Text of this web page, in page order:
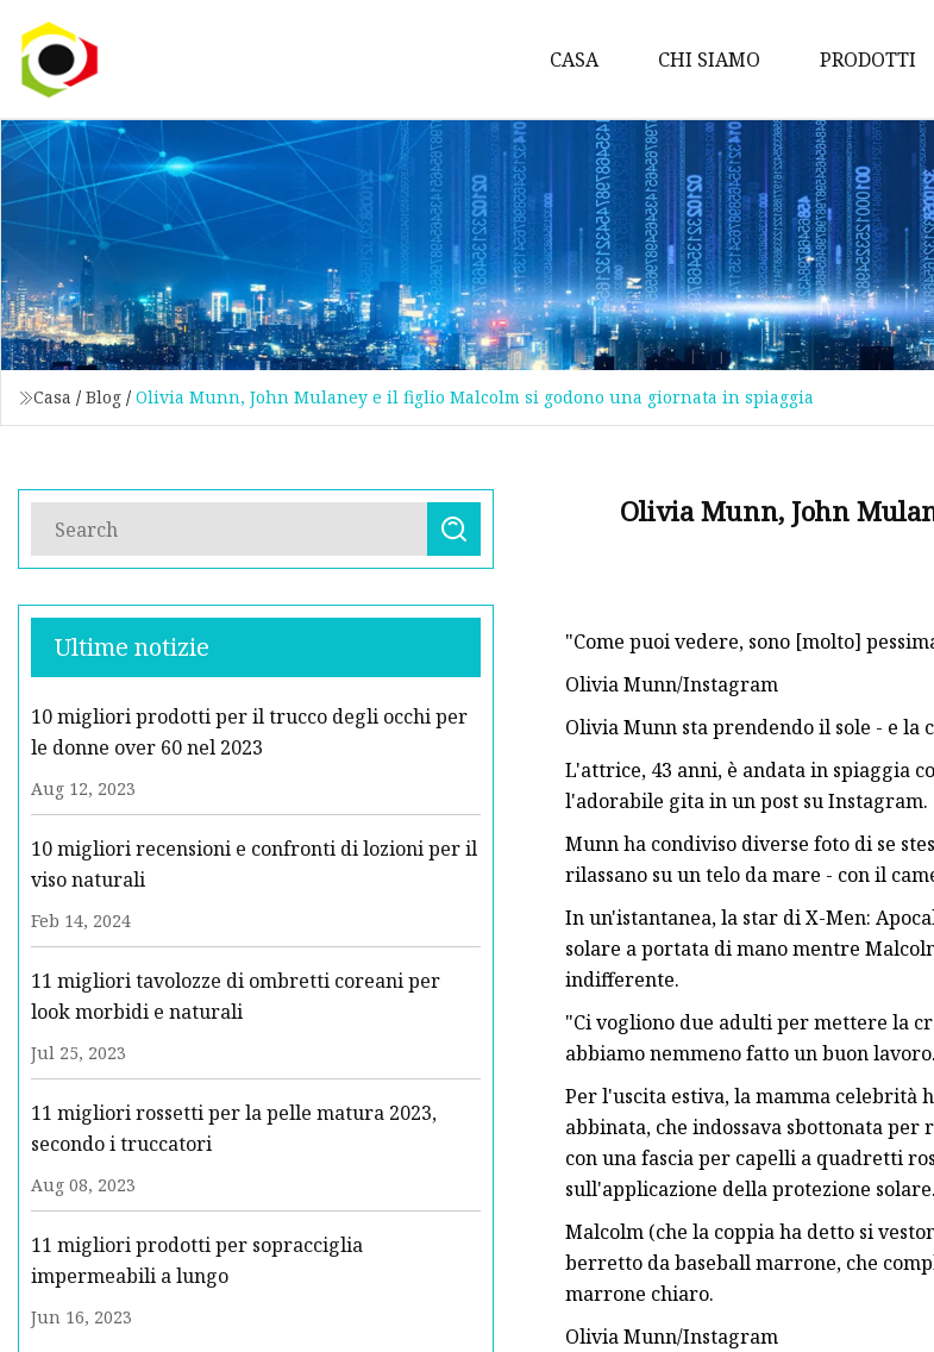
CASA CHI SIAMO PRODOTTI
Fai quale
Trucco
Trucco
Trucco
Trucco
Eyeliner
Spruzzo
Casa / Blog / Olivia Munn, John Mulaney e il figlio Malcolm si godono una giornata in spiaggia
Ultime notizie
10 migliori prodotti per il trucco degli occhi per
le donne over 60 nel 2023
Aug 12, 2023
10 migliori recensioni e confronti di lozioni per il
viso naturali
Feb 14, 2024
11 migliori tavolozze di ombretti coreani per
look morbidi e naturali
Jul 25, 2023
11 migliori rossetti per la pelle matura 2023,
secondo i truccatori
Aug 08, 2023
11 migliori prodotti per sopracciglia
impermeabili a lungo
Jun 16, 2023
Olivia Munn, John
"Come puoi vedere, sono [molto]
Olivia Munn/Instagram
Olivia Munn sta prendendo il sole - e la
L'attrice, 43 anni, è andata in spiaggia
l'adorabile gita in un post su Instagram.
Munn ha condiviso diverse foto di se
rilassano su un telo da mare - con il
In un'istantanea, la star di X-Men:
solare a portata di mano mentre
indifferente.
"Ci vogliono due adulti per mettere la
abbiamo nemmeno fatto un buon
Per l'uscita estiva, la mamma celebrità
abbinata, che indossava sbottonata
con una fascia per capelli a quadretti
sull'applicazione della protezione solare.
Malcolm (che la coppia ha detto si
berretto da baseball marrone, che
marrone chiaro.
Olivia Munn/Instagram